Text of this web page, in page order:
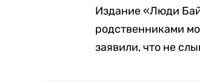
Издание «Люди
родственниками
заявили, что не